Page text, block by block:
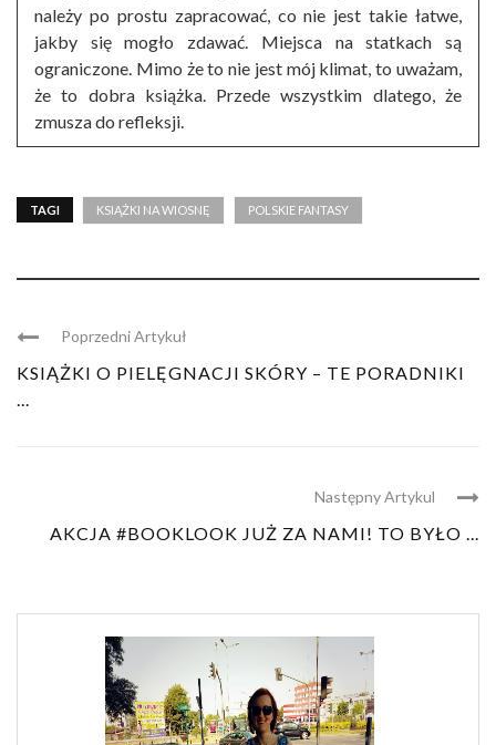
należy po prostu zapracować, co nie jest takie łatwe,
jakby się mogło zdawać. Miejsca na statkach są
ograniczone. Mimo że to nie jest mój klimat, to uważam,
że to dobra książka. Przede wszystkim dlatego, że
zmusza do refleksji.
TAGI KSIĄŻKI NA WIOSNĘ POLSKIE FANTASY
Poprzedni Artykuł
KSIĄŻKI O PIELĘGNACJI SKÓRY – TE PORADNIKI
Następny Artykul
AKCJA #BOOKLOOK JUŻ ZA NAMI! TO BYŁO ...